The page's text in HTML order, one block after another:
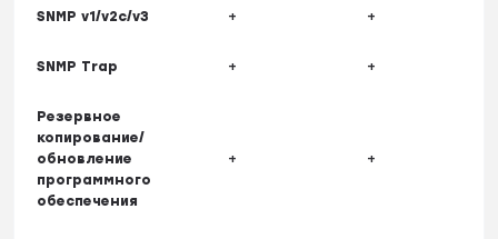
SNMP v1/v2c/v3 + +
SNMP Trap + +
Резервное
копирование/
обновление
программного
обеспечения
+ +